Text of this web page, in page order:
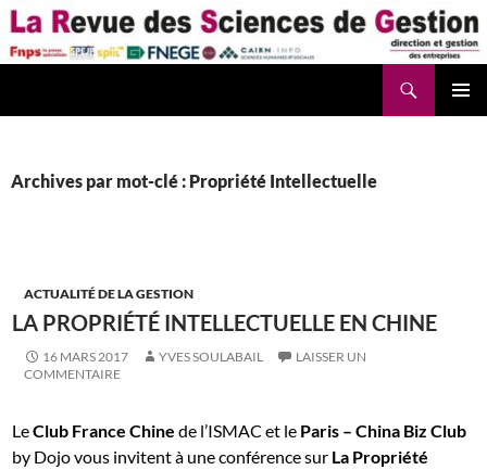
Aller
au
contenu
Archives par mot-clé : Propriété Intellectuelle
ACTUALITÉ DE LA GESTION
LA PROPRIÉTÉ INTELLECTUELLE EN CHINE
16 MARS 2017 YVES SOULABAIL
LAISSER UN
COMMENTAIRE
LeClub France Chine de l’ISMAC et le Paris – China Biz Club
by Dojo vous invitent à une conférence sur La Propriété